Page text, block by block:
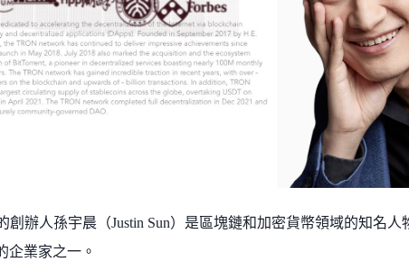
創辦人孫宇晨（Justin Sun）是區塊鏈和加密貨幣領域的知名
企業家之一。